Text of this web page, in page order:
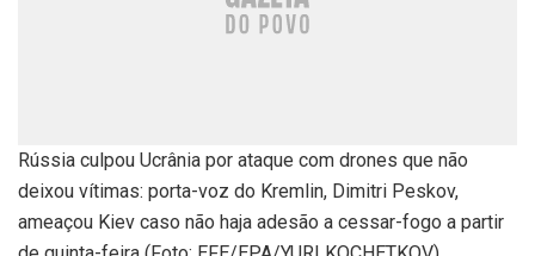
Rússia culpou Ucrânia por ataque com drones que não
deixou vítimas: porta-voz do Kremlin, Dimitri Peskov,
ameaçou Kiev caso não haja adesão a cessar-fogo a partir